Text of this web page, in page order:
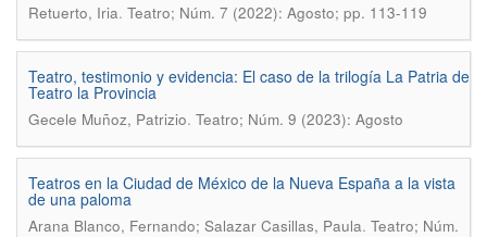
Retuerto, Iria. Teatro; Núm. 7 (2022): Agosto; pp. 113-119
Teatro, testimonio y evidencia: El caso de la trilogía La Patria de
Teatro la Provincia
Gecele Muñoz, Patrizio. Teatro; Núm. 9 (2023): Agosto
Teatros en la Ciudad de México de la Nueva España a la vista
de una paloma
Arana Blanco, Fernando; Salazar Casillas, Paula. Teatro; Núm.